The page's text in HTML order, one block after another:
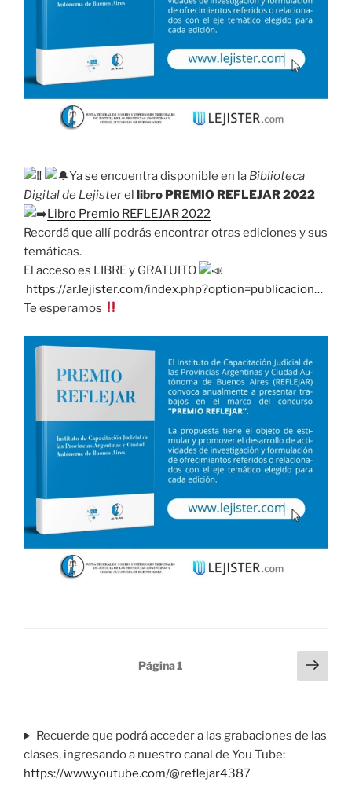
Ya se encuentra disponible en la Biblioteca
Digital de Lejisterel libro PREMIO REFLEJAR 2022
Libro Premio REFLEJAR 2022
Recordá que allí podrás encontrar otras ediciones y sus
temáticas.
El acceso es LIBRE y GRATUITO
https://ar.lejister.com/index.php?option=publicacion…
Te esperamos
Página1
Recuerde que podrá acceder a las grabaciones de las
clases, ingresando a nuestro canal de You Tube:
https://www.youtube.com/@reflejar4387